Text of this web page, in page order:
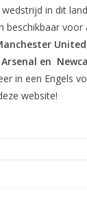
in dit
beschikbaar
United
Arsenal en
in een Engels
website!